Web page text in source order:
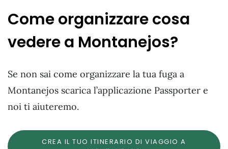
Come organizzare cosa
vedere a Montanejos?
Se non sai come organizzare la tua fuga a
Montanejos scarica l’applicazione Passporter e
noi ti aiuteremo.
CREA IL TUO ITINERARIO DI VIAGGIO A